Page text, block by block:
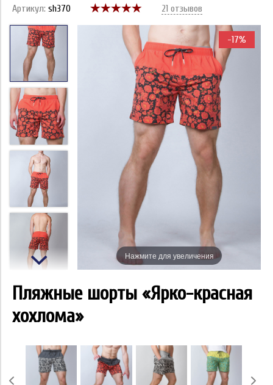
Артикул: sh370 21 отзывов
-17%
Нажмите для увеличения
Пляжные шорты «Ярко-красная
хохлома»